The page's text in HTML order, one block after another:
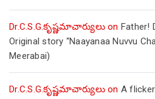
Dr.C.S.G.కృష్ణమాచార్యులుon Father!
Original story “Naayanaa Nuvvu
Meerabai)
Dr.C.S.G.కృష్ణమాచార్యులుon A